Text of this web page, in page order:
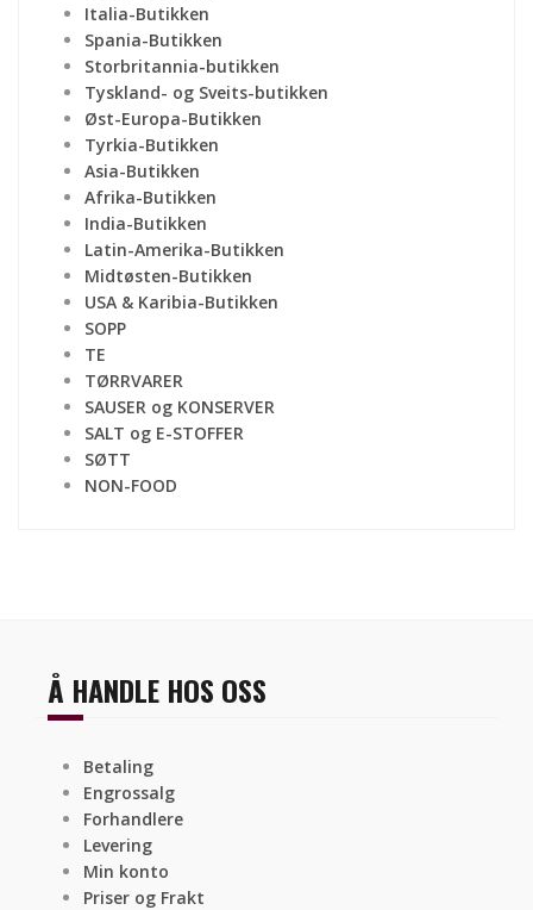
Italia-Butikken
Spania-Butikken
Storbritannia-butikken
Tyskland- og Sveits-butikken
Øst-Europa-Butikken
Tyrkia-Butikken
Asia-Butikken
Afrika-Butikken
India-Butikken
Latin-Amerika-Butikken
Midtøsten-Butikken
USA & Karibia-Butikken
SOPP
TE
TØRRVARER
SAUSER og KONSERVER
SALT og E-STOFFER
SØTT
NON-FOOD
Å HANDLE HOS OSS
Betaling
Engrossalg
Forhandlere
Levering
Min konto
Priser og Frakt